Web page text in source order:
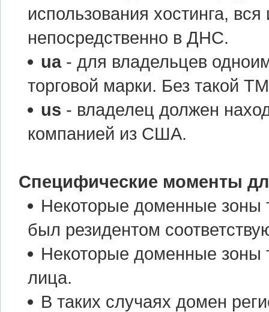
использования хостинга,
непосредственно в ДНС.
ua- для владельцев
торговой марки. Без такой
us - владелец должен
компанией из США.
Специфические моменты
Некоторые доменные зоны
был резидентом
Некоторые доменные зоны
лица.
В таких случаях домен